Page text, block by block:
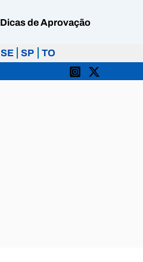
Dicas de Aprovação
SE SP
TO